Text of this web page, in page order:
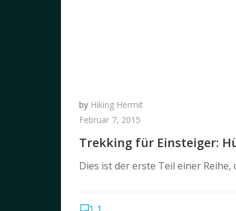
by Hiking Hermit
Februar 7, 2015
Trekking für Einsteiger:
Dies ist der erste Teil einer